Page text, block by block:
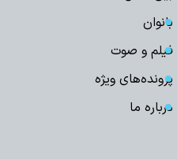
بانوان
فیلم و صوت
پرونده‌های ویژه
درباره ما